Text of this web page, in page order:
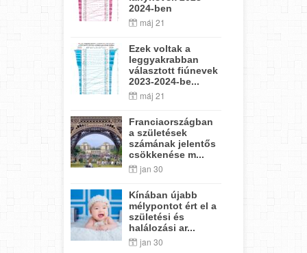
2024-ben
máj 21
Ezek voltak a
leggyakrabban
választott fiúnevek
2023-2024-be...
máj 21
Franciaországban
a születések
számának jelentős
csökkenése m...
jan 30
Kínában újabb
mélypontot ért el a
születési és
halálozási ar...
jan 30